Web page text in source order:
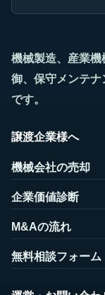
機械製造、産業
御、保守メンテ
です。
譲渡企業様へ
機械会社の売却
企業価値診断
M&Aの流れ
無料相談フォーム